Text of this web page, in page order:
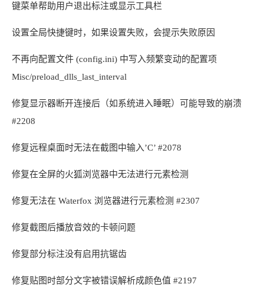
键菜单帮助用户退出标注或显示工具栏
设置全局快捷键时，如果设置失败，会提示失败原因
不再向配置文件 (config.ini) 中写入频繁变动的配置项
Misc/preload_dlls_last_interval
修复显示器断开连接后（如系统进入睡眠）可能导致的崩溃
#2208
修复远程桌面时无法在截图中输入’C’ #2078
修复在全屏的火狐浏览器中无法进行元素检测
修复无法在 Waterfox 浏览器进行元素检测 #2307
修复截图后播放音效的卡顿问题
修复部分标注没有启用抗锯齿
修复贴图时部分文字被错误解析成颜色值 #2197